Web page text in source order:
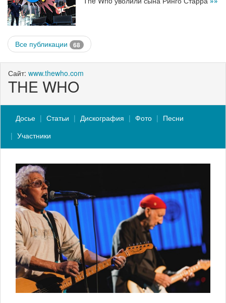
Все публикации 68
Сайт: www.thewho.com
THE WHO
Досье Статьи Дискография Фото
Песни
Участники